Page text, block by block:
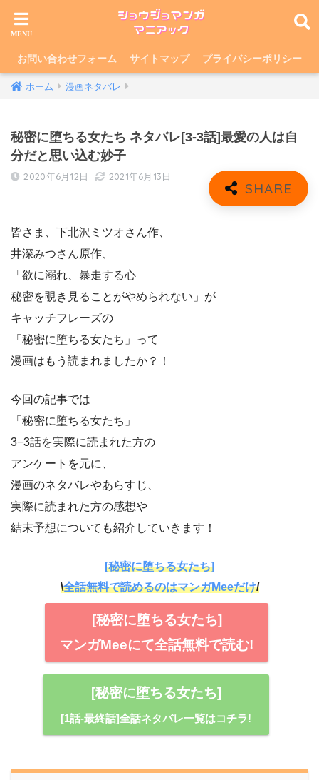
お問い合わせフォーム サイトマップ プライバシーポリシー
ホーム 漫画ネタバレ
秘密に堕ちる女たち ネタバレ[3-3話]最愛の人は自
分だと思い込む妙子
2020年6月12日 2021年6月13日
皆さま、下北沢ミツオさん作、
井深みつさん原作、
「欲に溺れ、暴走する心
秘密を覗き見ることがやめられない」が
キャッチフレーズの
「秘密に堕ちる女たち」って
漫画はもう読まれましたか？！
今回の記事では
「秘密に堕ちる女たち」
3−3話を実際に読まれた方の
アンケートを元に、
漫画のネタバレやあらすじ、
実際に読まれた方の感想や
結末予想についても紹介していきます！
[秘密に堕ちる女たち]
\全話無料で読めるのはマンガMeeだけ/
[秘密に堕ちる女たち]
マンガMeeにて全話無料で読む!
[秘密に堕ちる女たち]
[1話-最終話]全話ネタバレ一覧はコチラ!